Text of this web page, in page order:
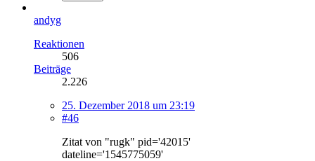
andyg
Reaktionen
506
Beiträge
2.226
25. Dezember 2018 um 23:19
#46
Zitat von "rugk" pid='42015'
dateline='1545775059'